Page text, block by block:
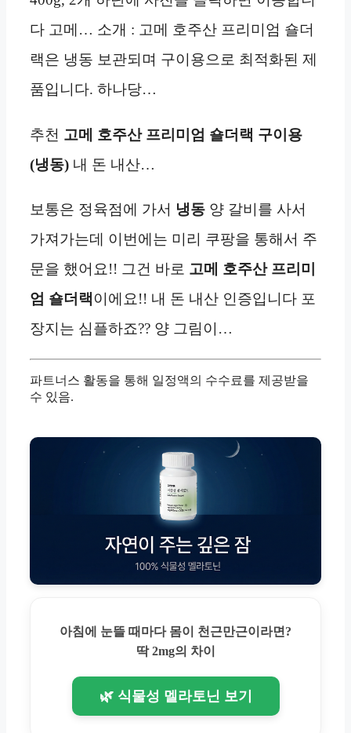
다 고메… 소개 : 고메 호주산 프리미엄 숄더
랙은 냉동 보관되며 구이용으로 최적화된 제
품입니다. 하나당…
추천 고메 호주산 프리미엄 숄더랙 구이용
(냉동) 내 돈 내산…
보통은 정육점에 가서 냉동 양 갈비를 사서
가져가는데 이번에는 미리 쿠팡을 통해서 주
문을 했어요!! 그건 바로 고메 호주산 프리미
엄 숄더랙이에요!! 내 돈 내산 인증입니다 포
장지는 심플하죠?? 양 그림이…
파트너스 활동을 통해 일정액의 수수료를 제공받을
수 있음.
아침에 눈뜰 때마다 몸이 천근만근이라면?
딱 2mg의 차이
🌿 식물성 멜라토닌 보기